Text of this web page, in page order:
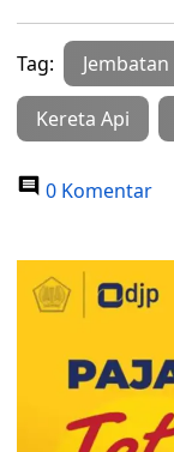
Tag:
Kereta Api
0 Komentar